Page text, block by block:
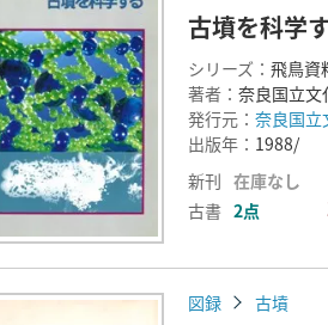
古墳を科学
シリーズ： 飛鳥資
著者： 奈良国立
発行元： 奈良国立
出版年： 1988/
新刊 在庫なし
古書 2点
図録 古墳